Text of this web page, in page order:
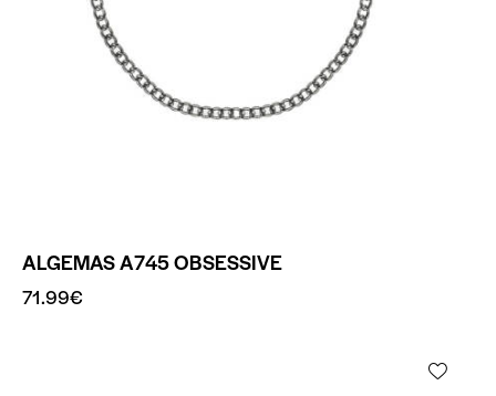
ALGEMAS A745 OBSESSIVE
71.99€